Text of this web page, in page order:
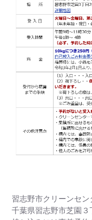
習志野市クリーンセン
千葉県習志野市芝園